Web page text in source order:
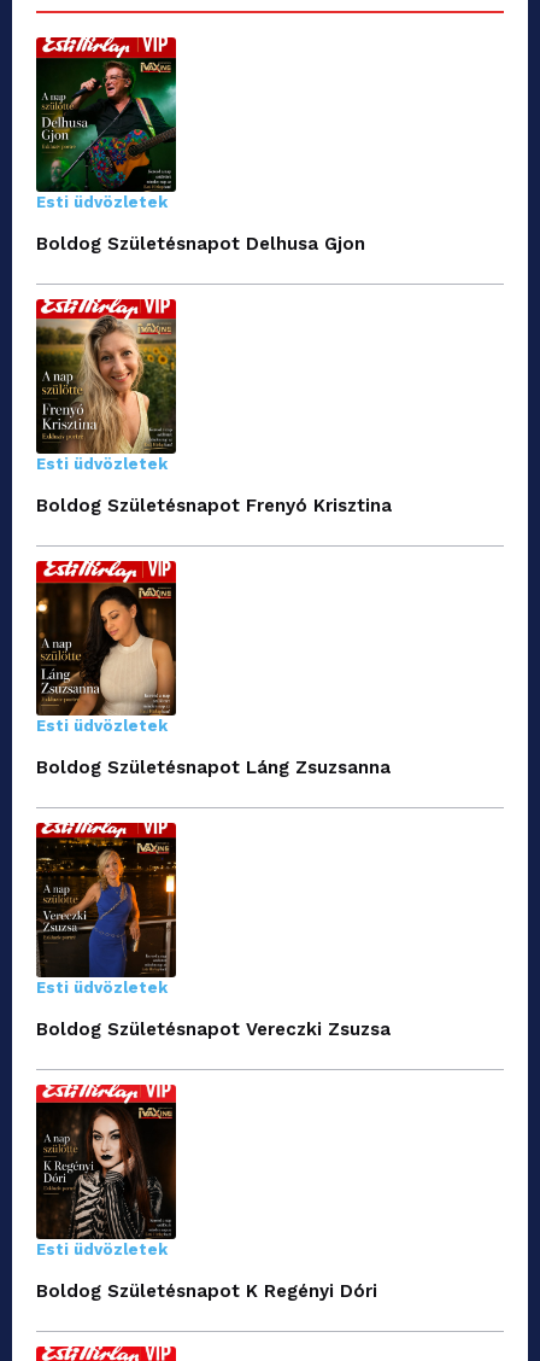
Esti üdvözletek
Boldog Születésnapot Delhusa Gjon
Esti üdvözletek
Boldog Születésnapot Frenyó Krisztina
Esti üdvözletek
Boldog Születésnapot Láng Zsuzsanna
Esti üdvözletek
Boldog Születésnapot Vereczki Zsuzsa
Esti üdvözletek
Boldog Születésnapot K Regényi Dóri